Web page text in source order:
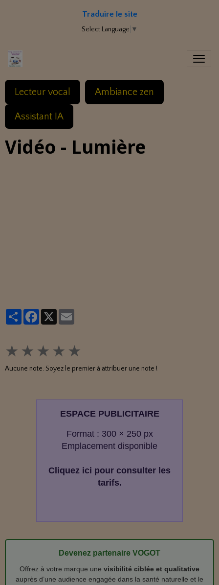
Traduire le site
Select Language ▼
Lecteur vocal Ambiance zen
Assistant IA
Vidéo - Lumière
PartagerFacebook
★ ★ ★ ★ ★
Aucune note. Soyez le premier à attribuer une note !
ESPACE PUBLICITAIRE
Format : 300 × 250 px
Emplacement disponible
Cliquez ici pour consulter les
tarifs.
Devenez partenaire VOGOT
Offrez à votre marque une visibilité ciblée et qualitative
auprès d’une audience engagée dans la santé naturelle et le